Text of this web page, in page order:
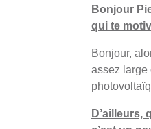
Bonjour
qui te
Bonjour,
assez large
D’ailleurs,